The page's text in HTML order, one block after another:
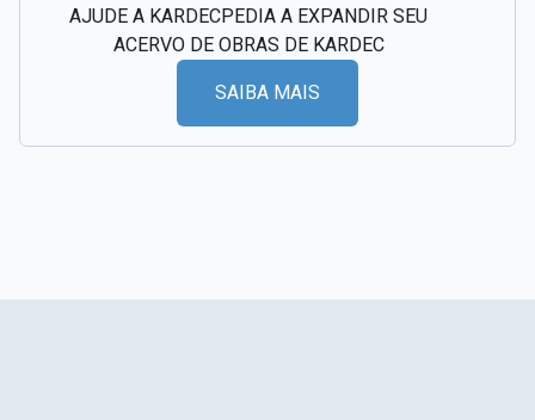
AJUDE A KARDECPEDIA A EXPANDIR SEU
ACERVO DE OBRAS DE KARDEC
SAIBA MAIS